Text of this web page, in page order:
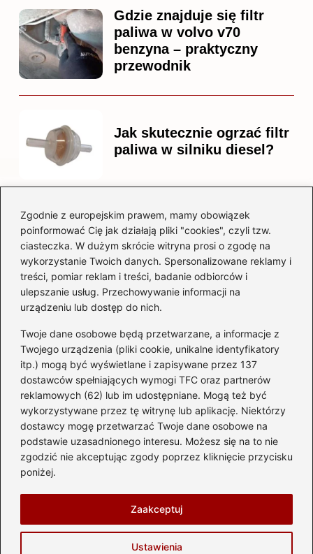
Zgodnie z europejskim prawem, mamy obowiązek
poinformować Cię jak działają pliki "cookies", czyli tzw.
ciasteczka. W dużym skrócie witryna prosi o zgodę na
wykorzystanie Twoich danych. Spersonalizowane reklamy i
treści, pomiar reklam i treści, badanie odbiorców i
ulepszanie usług. Przechowywanie informacji na
urządzeniu lub dostęp do nich.
Twoje dane osobowe będą przetwarzane, a informacje z
Twojego urządzenia (pliki cookie, unikalne identyfikatory
itp.) mogą być wyświetlane i zapisywane przez 137
dostawców spełniających wymogi TFC oraz partnerów
reklamowych (62) lub im udostępniane. Mogą też być
wykorzystywane przez tę witrynę lub aplikację. Niektórzy
dostawcy mogę przetwarzać Twoje dane osobowe na
podstawie uzasadnionego interesu. Możesz się na to nie
zgodzić nie akceptując zgody poprzez kliknięcie przycisku
poniżej.
Ustawienia
Zaakceptuj
Gdzie znajduje się filtr
paliwa w volvo v70
benzyna – praktyczny
przewodnik
Jak skutecznie ogrzać filtr
paliwa w silniku diesel?
Czy warto kupować
diesla? Przewodnik dla
przyszłych właścicieli
Kategorie
Akumulator(74)
Benzyna i Diesel(87)
Motocykle(49)
Opony(81)
Prawo jazdy(77)
Samochody(237)
Silnik(83)
Prywatność Zasady użytkowania